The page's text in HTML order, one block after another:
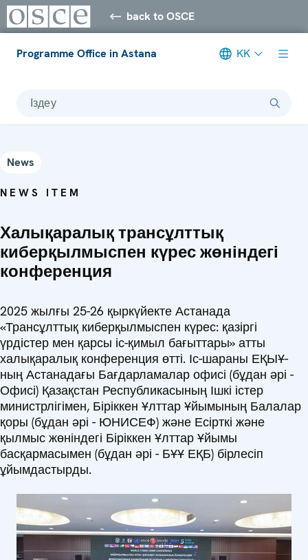
back to OSCE
Programme Office in Astana KK
Іздеу
News
NEWS ITEM
Халықаралық трансұлттық
киберқылмыспен күрес жөніндегі
конференция
2025 жылғы 25-26 қыркүйекте Астанада
«Трансұлттық киберқылмыспен күрес: қазіргі
үрдістер мен қарсы іс-қимыл бағыттары» атты
халықаралық конференция өтті. Іс-шараны ЕҚЫҰ-
ның Астанадағы Бағдарламалар офисі (бұдан әрі -
Офисі) Қазақстан Республикасының Ішкі істер
министрлігімен, Біріккен Ұлттар Ұйымының Балалар
қоры (бұдан әрі - ЮНИСЕФ) және Есірткі және
қылмыс жөніндегі Біріккен Ұлттар Ұйымы
басқармасымен (бұдан әрі - БҰҰ ЕҚБ) бірлесіп
ұйымдастырды.